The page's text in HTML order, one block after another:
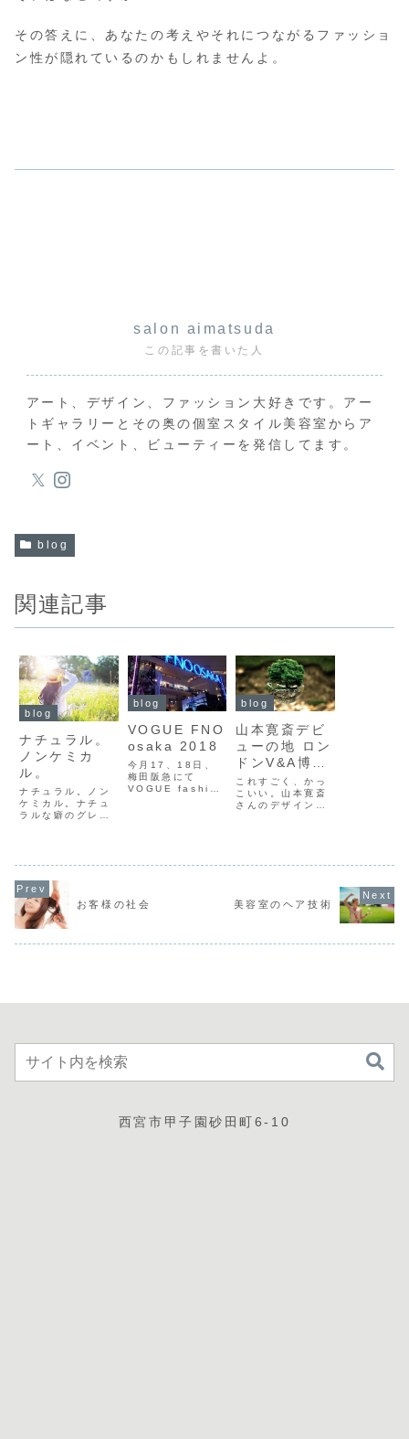
その答えに、あなたの考えやそれにつながるファッショ
ン性が隠れているのかもしれませんよ。
salon aimatsuda
この記事を書いた人
アート、デザイン、ファッション大好きです。アー
トギャラリーとその奥の個室スタイル美容室からア
ート、イベント、ビューティーを発信してます。
blog
関連記事
blog
ナチュラル。
ノンケミカ
ル。
ナチュラル。ノン
ケミカル。ナチュ
ラルな癖のグレー
ーカラー。ケミカ
ル無しでも上品で
素敵なスタイルに
仕上がります。@
aがシェアした投
blog
VOGUE FNO
osaka 2018
今月17、18日、
梅田阪急にて
VOGUE fashion
しめ、クラブのよ
blog
山本寛斎デビ
ューの地 ロン
ドンV&A博物
館で集大成シ
ョー開催へ
これすごく、かっ
こいい。山本寛斎
さんのデザイン
たいな人ですか
寛斎さんの原点回
帰のショーになる
in Motio...
お客様の社会 美容室のヘア技術
西宮市甲子園砂田町6-10